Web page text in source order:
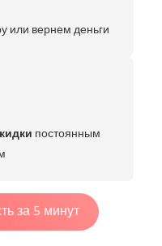
или вернем деньги
постоянным
за 5 минут